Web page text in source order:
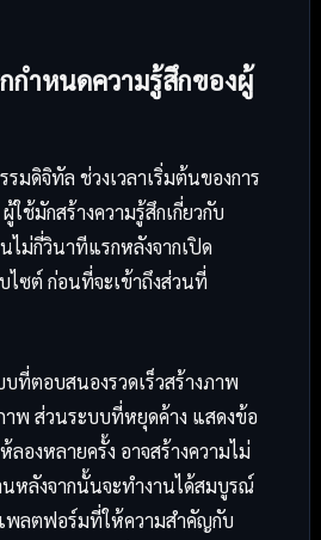
กำหนดความรู้สึกของผู้
มดิจิทัล ช่วงเวลาเริ่มต้นของการ
ใช้มักสร้างความรู้สึกเกี่ยวกับ
ไม่กี่วินาทีแรกหลังจากเปิด
ซต์ ก่อนที่จะเข้าถึงส่วนที่
บที่ตอบสนองรวดเร็วสร้างภาพ
พ ส่วนระบบที่หยุดค้าง แสดงข้อ
องหลายครั้ง อาจสร้างความไม่
นหลังจากนั้นจะทำงานได้สมบูรณ์
ลตฟอร์มที่ให้ความสำคัญกับ